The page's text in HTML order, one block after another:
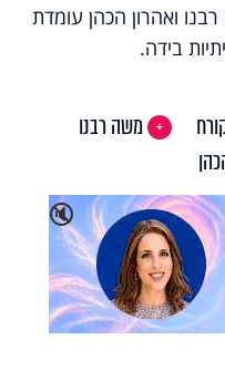
ואהרון הכהן עומדת
בידה.
משה רבנו
🔇